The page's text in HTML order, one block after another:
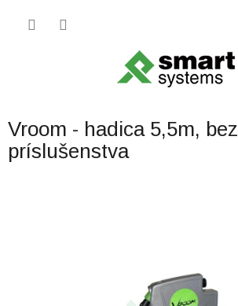
Vroom - hadica 5,5m, bez
príslušenstva